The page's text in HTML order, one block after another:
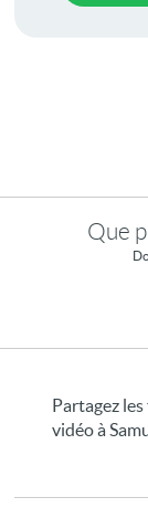
Que
Partagez
vidéo à